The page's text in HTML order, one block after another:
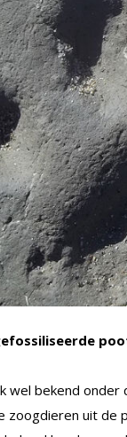
wel bekend onder
zoogdieren uit de